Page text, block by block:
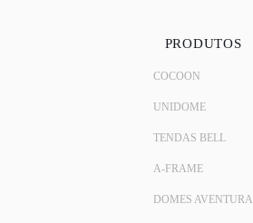
PRODUTOS
COCOON
UNIDOME
TENDAS BELL
A-FRAME
DOMES AVENTURA